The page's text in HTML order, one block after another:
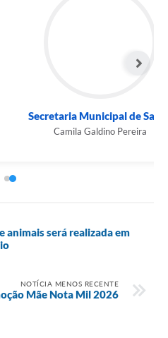
de Saúde
Pereira
animais será realizada em
NOTÍCIA MENOS RECENTE
Mãe Nota Mil 2026